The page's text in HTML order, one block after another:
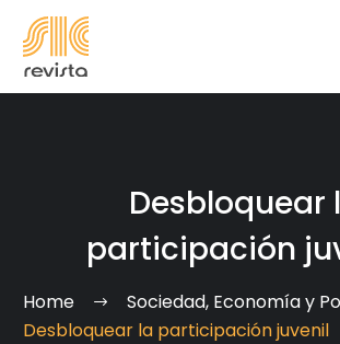
Desbloquear
participación
Home
Sociedad, Economía y
Desbloquear la participación juvenil